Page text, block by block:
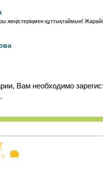
жеңістеріңмен құттықтаймын!
Вам необходимо